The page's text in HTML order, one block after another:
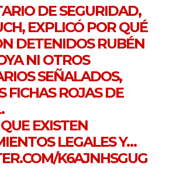
DE SEGURIDAD,
, EXPLICÓ POR QUÉ
DETENIDOS RUBÉN
NI OTROS
SEÑALADOS,
FICHAS ROJAS DE
EXISTEN
LEGALES Y…
K6AJNHSGUG